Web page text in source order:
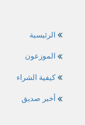
الرئيسية
الموزعون
كيفية الشراء
أخبر صديق